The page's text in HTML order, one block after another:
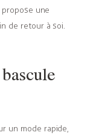
une
de retour à soi.
un mode rapide,